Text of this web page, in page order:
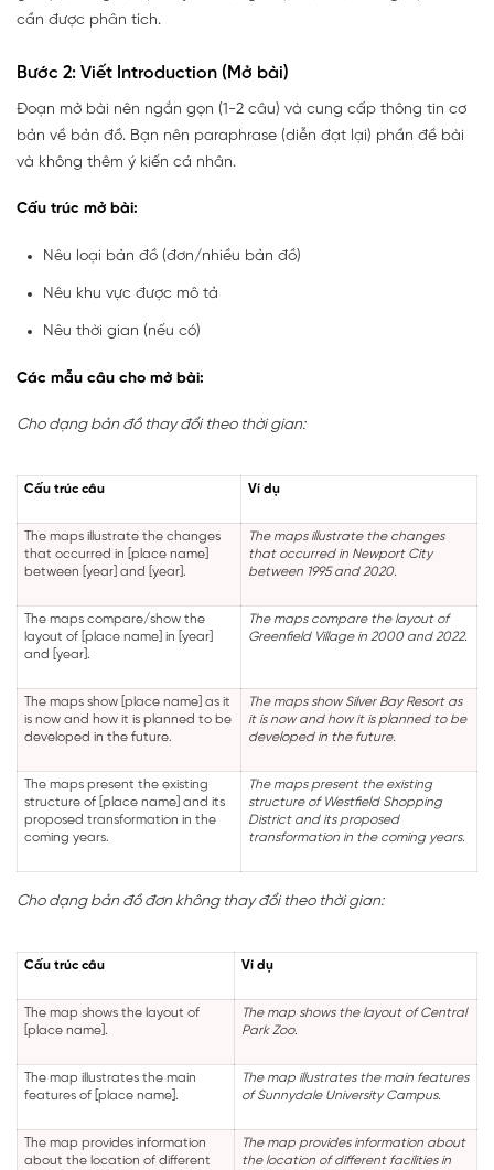
cần được phân tích.
Bước 2: Viết Introduction (Mở bài)
Đoạn mở bài nên ngắn gọn (1-2 câu) và cung cấp thông tin cơ
bản về bản đồ. Bạn nên paraphrase (diễn đạt lại) phần đề bài
và không thêm ý kiến cá nhân.
Cấu trúc mở bài:
Nêu loại bản đồ (đơn/nhiều bản đồ)
Nêu khu vực được mô tả
Nêu thời gian (nếu có)
Các mẫu câu cho mở bài:
Cho dạng bản đồ thay đổi theo thời gian:
Cấu trúc câu Ví dụ
The maps illustrate the changes
that occurred in [place name]
between [year] and [year].
The maps illustrate the changes
that occurred in Newport City
between 1995 and 2020.
The maps compare/show the
layout of [place name] in [year]
and [year].
The maps compare the layout of
Greenfield Village in 2000 and 2022.
The maps show [place name] as it
is now and how it is planned to be
developed in the future.
The maps show Silver Bay Resort as
it is now and how it is planned to be
developed in the future.
The maps present the existing
structure of [place name] and its
proposed transformation in the
coming years.
The maps present the existing
structure of Westfield Shopping
District and its proposed
transformation in the coming years.
Cho dạng bản đồ đơn không thay đổi theo thời gian:
Cấu trúc câu Ví dụ
The map shows the layout of
[place name].
The map shows the layout of Central
Park Zoo.
The map illustrates the main
features of [place name].
The map illustrates the main features
of Sunnydale University Campus.
The map provides information
about the location of different
The map provides information about
the location of different facilities in